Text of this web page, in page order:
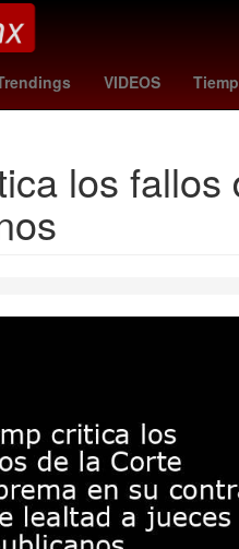
VIDEOS
infonavit o viviendas
los